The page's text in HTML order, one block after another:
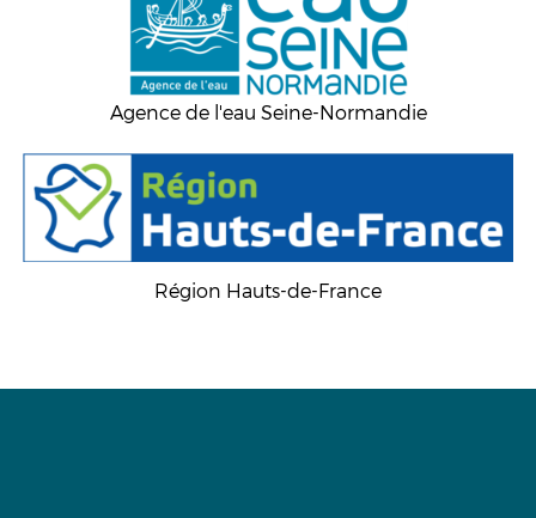
Agence de l'eau Seine-Normandie
Région Hauts-de-France